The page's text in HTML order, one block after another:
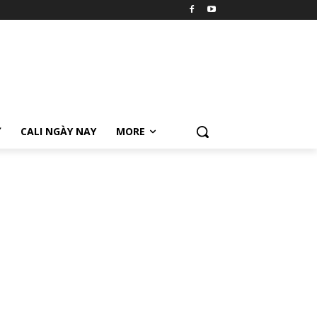
CALI NGÀY NAY MORE